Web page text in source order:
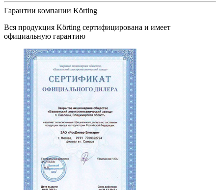
Гарантии компании Körting
Вся продукция Körting сертифицирована и имеет
официальную гарантию